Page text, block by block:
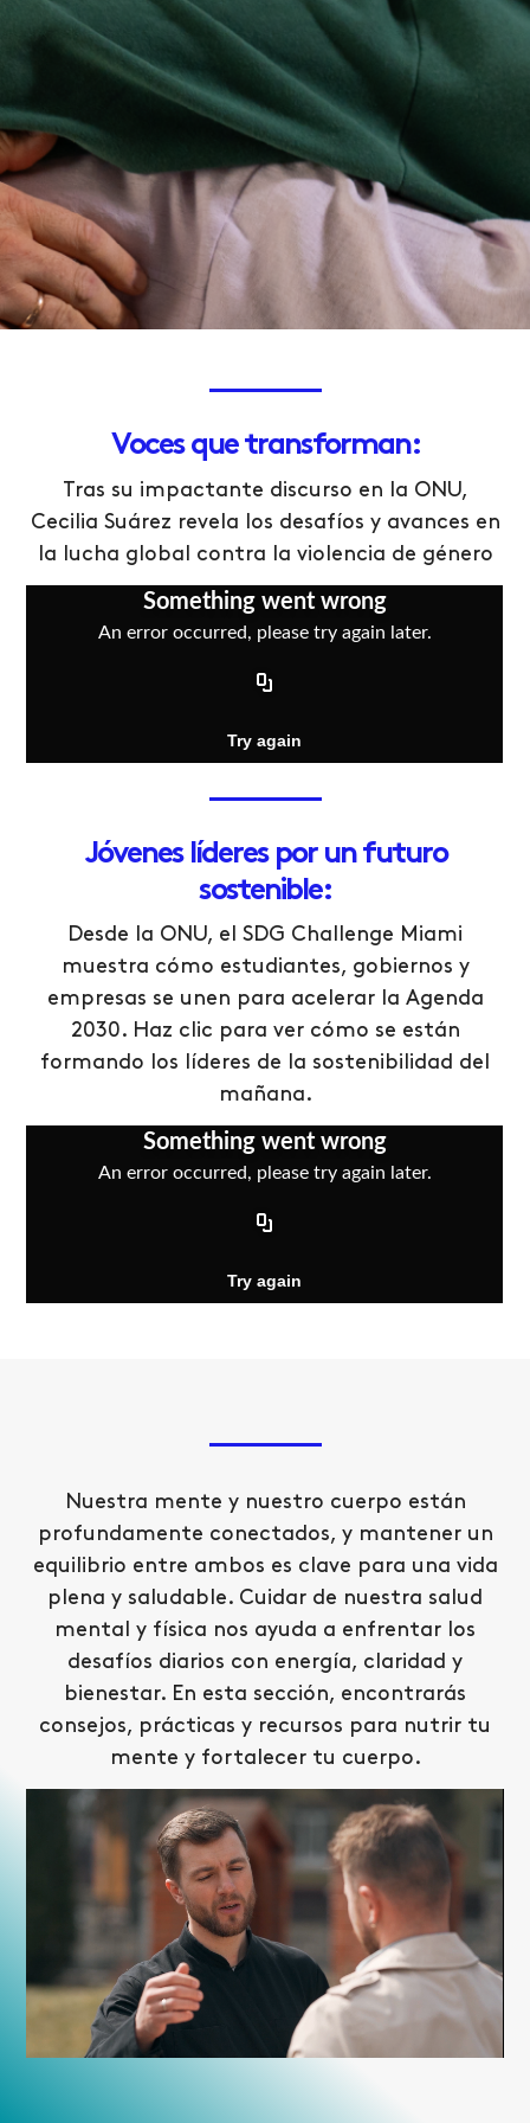
Interesanteme
nte
Conoce nuestras
campañas de salud y se
parte de nuestra
Voces que transforman:
Tras su impactante discurso en la ONU,
Cecilia Suárez revela los desafíos y avances en
la lucha global contra la violencia de género
Jóvenes líderes por un futuro
sostenible:
Desde la ONU, el SDG Challenge Miami
muestra cómo estudiantes, gobiernos y
empresas se unen para acelerar la Agenda
2030. Haz clic para ver cómo se están
formando los líderes de la sostenibilidad del
mañana.
Nuestra mente y nuestro cuerpo están
profundamente conectados, y mantener un
equilibrio entre ambos es clave para una vida
plena y saludable. Cuidar de nuestra salud
mental y física nos ayuda a enfrentar los
desafíos diarios con energía, claridad y
bienestar. En esta sección, encontrarás
consejos, prácticas y recursos para nutrir tu
mente y fortalecer tu cuerpo.